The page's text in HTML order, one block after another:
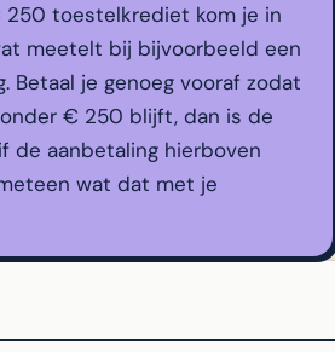
250 toestelkrediet kom je in
meetelt bij bijvoorbeeld een
Betaal je genoeg vooraf zodat
€ 250 blijft, dan is de
de aanbetaling hierboven
wat dat met je